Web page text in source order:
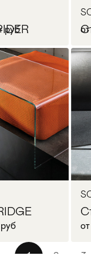
руб
1 2 3